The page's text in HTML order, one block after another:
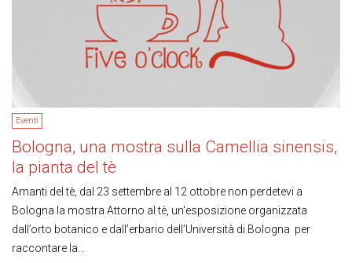
Eventi
Bologna, una mostra sulla Camellia sinensis,
la pianta del tè
Amanti del tè, dal 23 settembre al 12 ottobre non perdetevi a
Bologna la mostra Attorno al tè, un'esposizione organizzata
dall’orto botanico e dall’erbario dell’Università di Bologna per
raccontare la...